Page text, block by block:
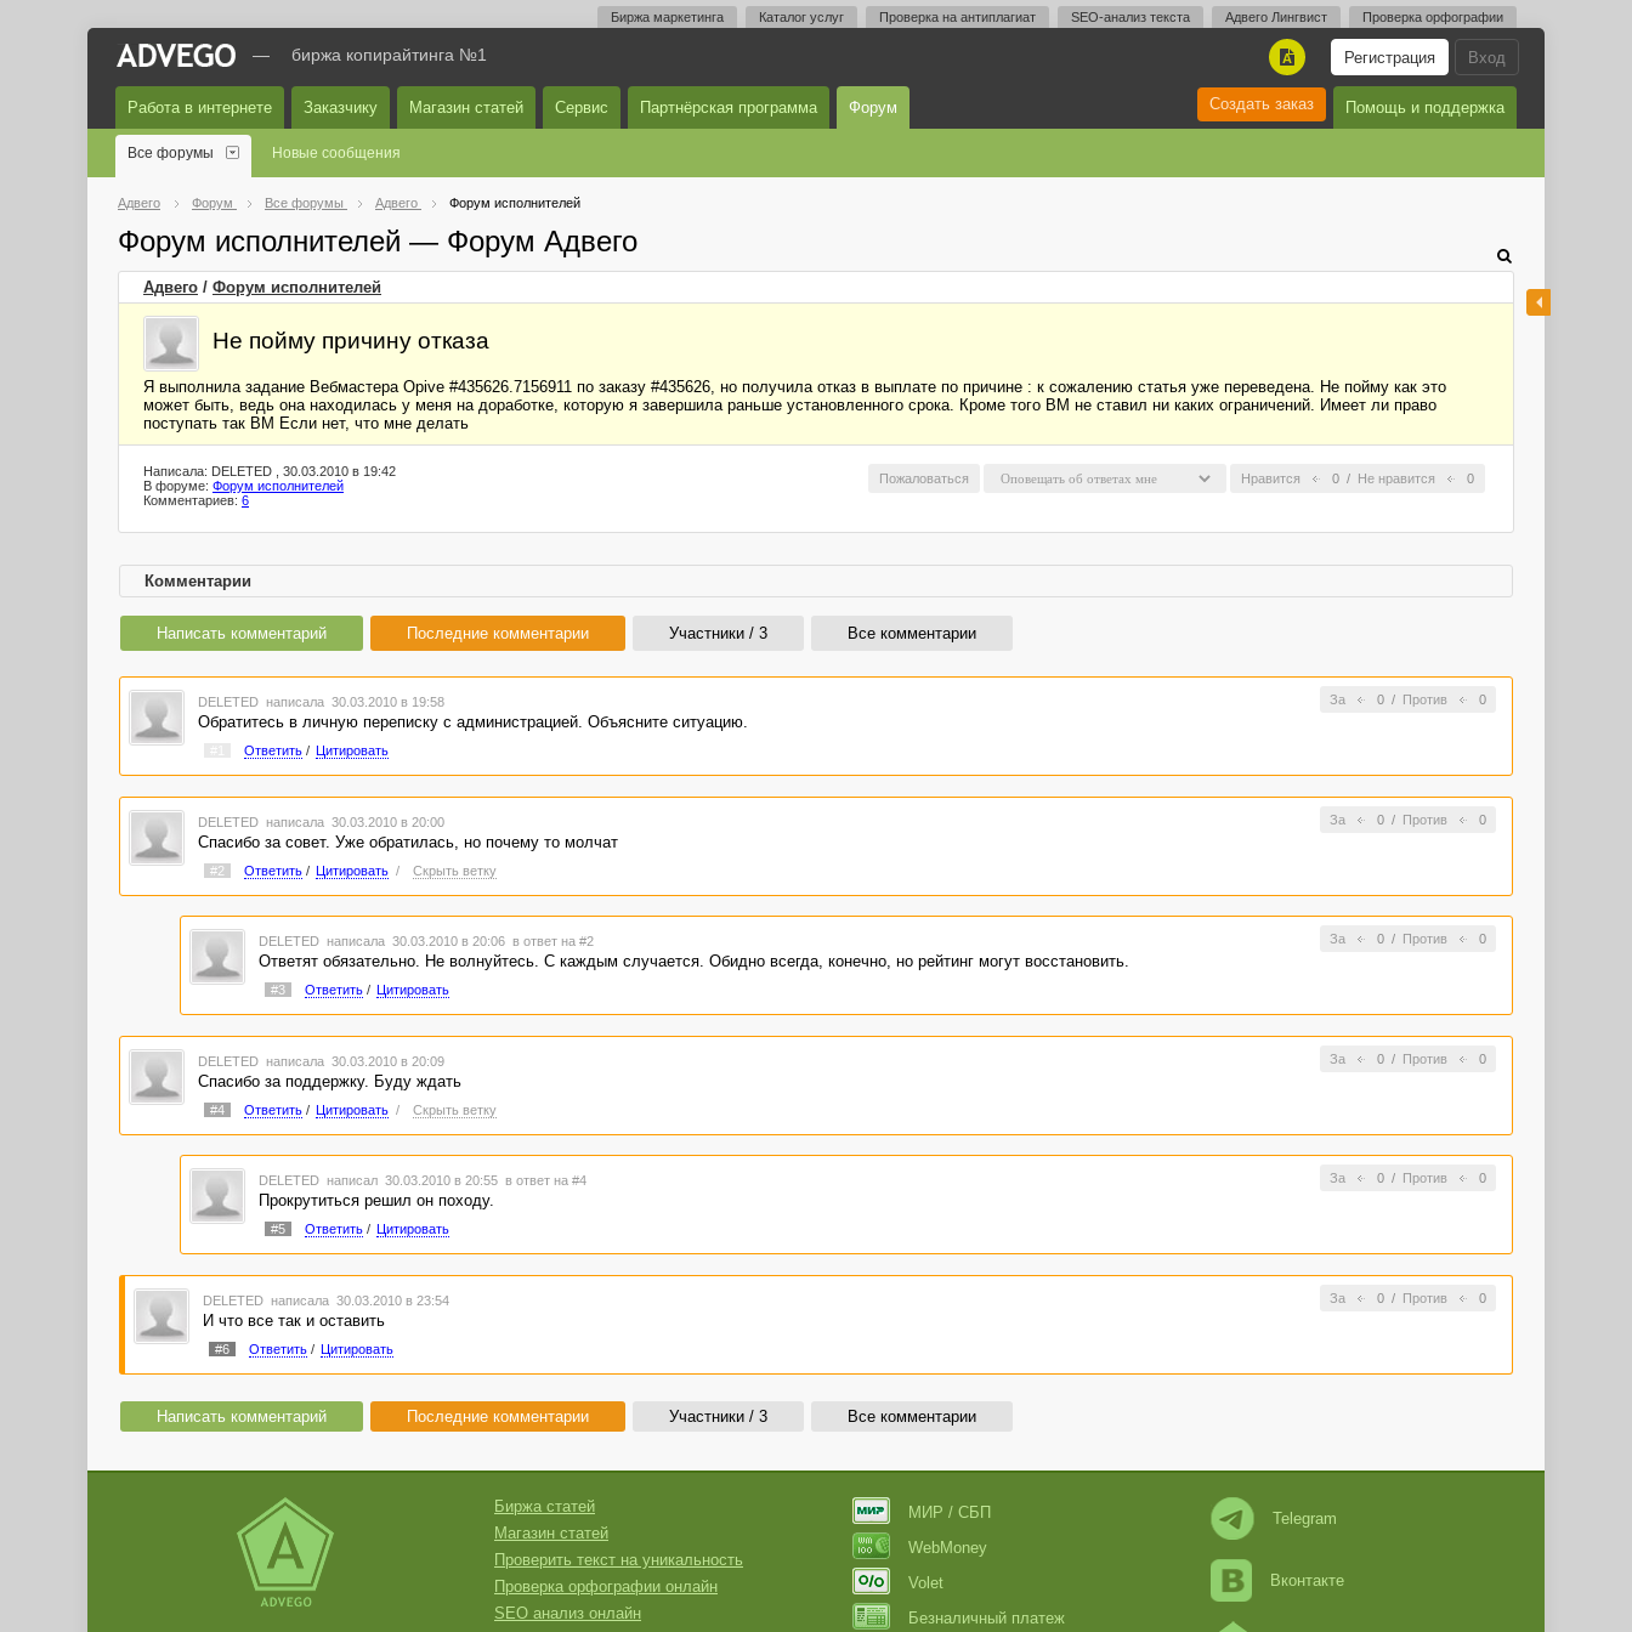
Биржа маркетинга Каталог услуг Проверка на антиплагиат SEO-анализ текста Адвего Лингвист Проверка орфографии
Вход
Регистрация
A
— биржа копирайтинга №1
Работа в интернете Заказчику Магазин статей Сервис Партнёрская программа Форум Помощь и поддержка
Создать заказ
Все форумы Новые сообщения
Адвего Форум Все форумы Адвего Форум исполнителей
Форум исполнителей — Форум Адвего
Адвего / Форум исполнителей
Не пойму причину отказа
Я выполнила задание Вебмастера Opive #435626.7156911 по заказу #435626, но получила отказ в выплате по причине : к сожалению статья уже переведена. Не пойму как это
может быть, ведь она находилась у меня на доработке, которую я завершила раньше установленного срока. Кроме того ВМ не ставил ни каких ограничений. Имеет ли право
поступать так ВМ Если нет, что мне делать
Нравится 0 / Не нравится 0
Пожаловаться
Написала: DELETED , 30.03.2010 в 19:42
В форуме: Форум исполнителей
Комментариев: 6
Комментарии
Написать комментарий Последние комментарии Участники / 3 Все комментарии
За 0/ Против 0
DELETED написала 30.03.2010 в 19:58
Обратитесь в личную переписку с администрацией. Объясните ситуацию.
Ответить/ Цитировать
За 0/ Против 0
DELETED написала 30.03.2010 в 20:00
Спасибо за совет. Уже обратилась, но почему то молчат
#2 Ответить/ Цитировать / Скрыть ветку
За 0/ Против 0
DELETED написала 30.03.2010 в 20:06 в ответ на #2
Ответят обязательно. Не волнуйтесь. С каждым случается. Обидно всегда, конечно, но рейтинг могут восстановить.
#3 Ответить/ Цитировать
За 0/ Против 0
DELETED написала 30.03.2010 в 20:09
Спасибо за поддержку. Буду ждать
#4 Ответить/ Цитировать / Скрыть ветку
За 0/ Против 0
DELETED написал 30.03.2010 в 20:55 в ответ на #4
Прокрутиться решил он походу.
#5 Ответить/ Цитировать
За 0/ Против 0
DELETED написала 30.03.2010 в 23:54
И что все так и оставить
#6 Ответить/ Цитировать
Написать комментарий Последние комментарии Участники / 3 Все комментарии
Биржа статей
Магазин статей
Проверить текст на уникальность
Проверка орфографии онлайн
SEO анализ онлайн
МИР / СБП
WebMoney
Volet
Безналичный платеж
Telegram
Вконтакте